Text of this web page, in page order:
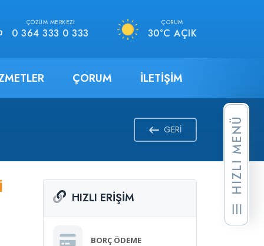
ÇÖZÜM MERKEZI
0 364 333 0 333
ÇORUM
30°C AÇIK
ÇORUM İLETIŞIM
GERI
HIZLI ERIŞIM
BORÇ ÖDEME
HIZLI MENÜ